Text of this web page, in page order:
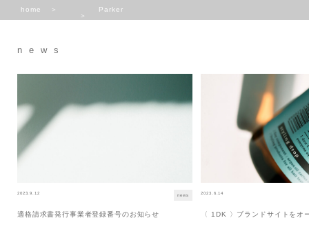
home Parker
news
2023.9.12 news
適格請求書発行事業者登録番号のお知らせ
2023.6.14
〈 1DK 〉ブランドサイトをオ